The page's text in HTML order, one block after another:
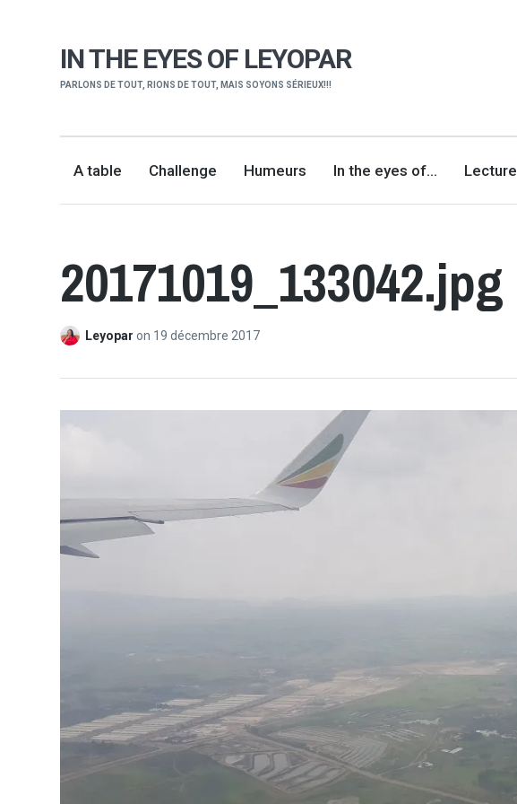
IN THE EYES OF LEYOPAR
PARLONS DE TOUT, RIONS DE TOUT, MAIS SOYONS SÉRIEUX!!!
A table Challenge Humeurs In the eyes of… Lecture
20171019_133042.jpg
Leyoparon 19 décembre 2017